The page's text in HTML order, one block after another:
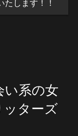
します！！
い系の女
ターズ